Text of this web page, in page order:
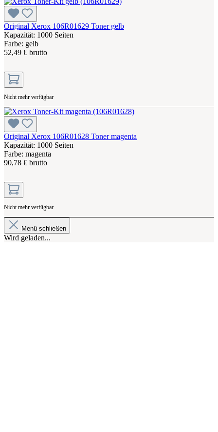
Original Xerox 106R01629 Toner gelb
Kapazität: 1000 Seiten
Farbe: gelb
52,49 € brutto
Nicht mehr verfügbar
Original Xerox 106R01628 Toner magenta
Kapazität: 1000 Seiten
Farbe: magenta
90,78 € brutto
Nicht mehr verfügbar
Menü schließen
Wird geladen...